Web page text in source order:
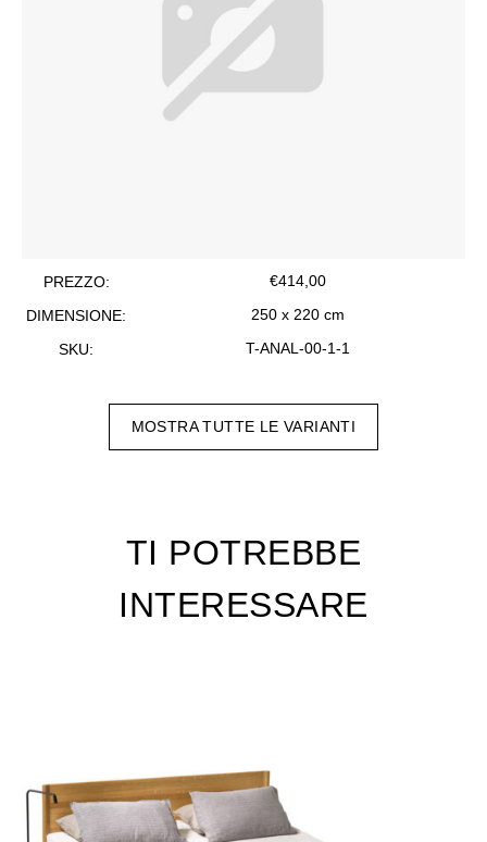
PREZZO: €414,00
DIMENSIONE:
250 x 220 cm
SKU:
T-ANAL-00-1-1
MOSTRA TUTTE LE VARIANTI
TI POTREBBE
INTERESSARE